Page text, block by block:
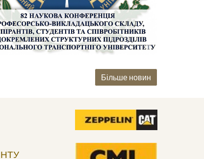
Більше новин
НТУ